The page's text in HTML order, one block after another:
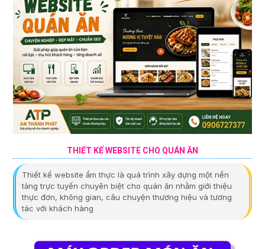
THIẾT KẾ WEBSITE CHO QUÁN ĂN
Thiết kế website ẩm thực là quá trình xây dựng một nền
tảng trực tuyến chuyên biệt cho quán ăn nhằm giới thiệu
thực đơn, không gian, câu chuyện thương hiệu và tương
tác với khách hàng